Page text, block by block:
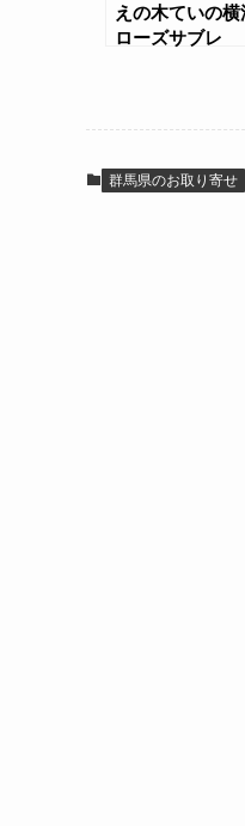
えの木ていの横
ローズサブレ
群馬県のお取り寄せ